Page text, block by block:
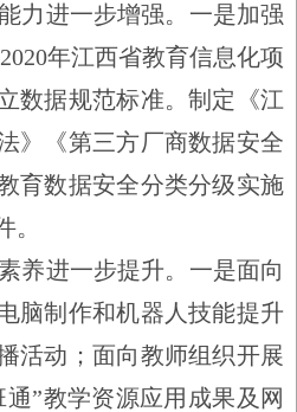
力进一步增强。 一是加强
2020年江西省教育信息化项
数据规范标准。制定《江
》《第三方厂商数据安全
育数据安全分类分级实施
。
养进一步提升。 一是面向
脑制作和机器人技能提升
活动；面向教师组织开展
通”教学资源应用成果及网